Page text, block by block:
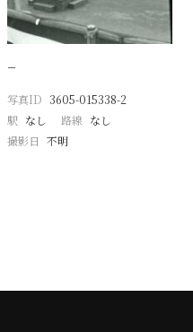
−
写真ID 3605-015338-2
駅 なし 路線 なし
撮影日 不明